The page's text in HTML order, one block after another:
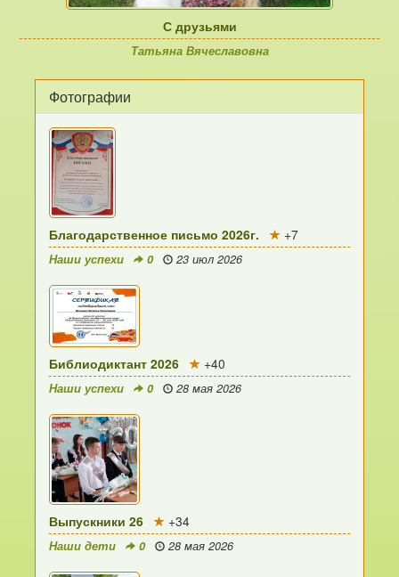
С друзьями
Татьяна Вячеславовна
Фотографии
Благодарственное письмо 2026г. +7
Наши успехи 0 23 июл 2026
Библиодиктант 2026 +40
Наши успехи 0 28 мая 2026
Выпускники 26 +34
Наши дети 0 28 мая 2026